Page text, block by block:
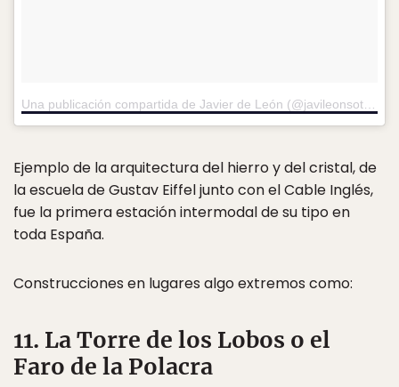
Una publicación compartida de Javier de León (@javileonsotelo)
Ejemplo de la arquitectura del hierro y del cristal, de
la escuela de Gustav Eiffel junto con el Cable Inglés,
fue la primera estación intermodal de su tipo en
toda España.
Construcciones en lugares algo extremos como:
11. La Torre de los Lobos o el
Faro de la Polacra